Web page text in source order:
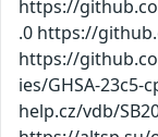
https://
.0 https://
https://
ies/GHSA-
help.cz/vdb/